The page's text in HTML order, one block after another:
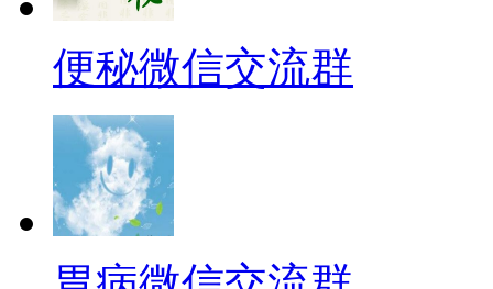
便秘微信交流群